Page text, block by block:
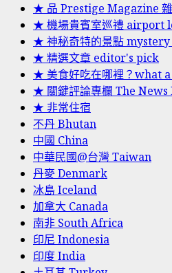
★ 品 Prestige Magazine
★ 機場貴賓室巡禮 airport
★ 神秘奇特的景點
★ 精選文章 editor's pick
★ 美食好吃在哪裡？what
★ 關鍵評論專欄 The News
★ 非常住宿
不丹 Bhutan
中國 China
中華民國@台灣 Taiwan
丹麥 Denmark
冰島 Iceland
加拿大 Canada
南非 South Africa
印尼 Indonesia
印度 India